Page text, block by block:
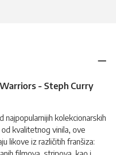
- Steph Curry
najpopularnijih kolekcionarskih
kvalitetnog vinila, ove
likove iz različitih franšiza: